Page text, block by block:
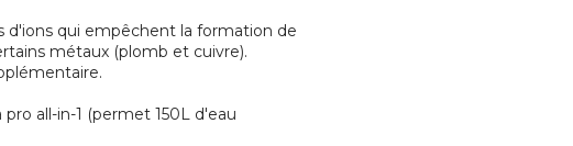
d'ions qui empêchent la formation de
métaux (plomb et cuivre).
pro all-in-1 (permet 150L d'eau